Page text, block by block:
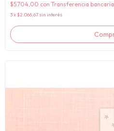
$5.704,00 con Transferencia bancaria
3x $2.066,67 sin interés